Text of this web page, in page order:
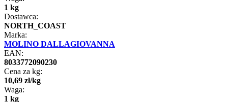
1 kg
Dostawca:
NORTH_COAST
Marka:
MOLINO DALLAGIOVANNA
EAN:
8033772090230
Cena za kg:
10,69 zł/kg
Waga:
1 kg